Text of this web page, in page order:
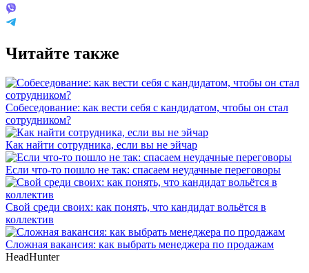
Читайте также
Собеседование: как вести себя с кандидатом, чтобы он стал
сотрудником?
Как найти сотрудника, если вы не эйчар
Если что-то пошло не так: спасаем неудачные переговоры
Свой среди своих: как понять, что кандидат вольётся в
коллектив
Сложная вакансия: как выбрать менеджера по продажам
HeadHunter